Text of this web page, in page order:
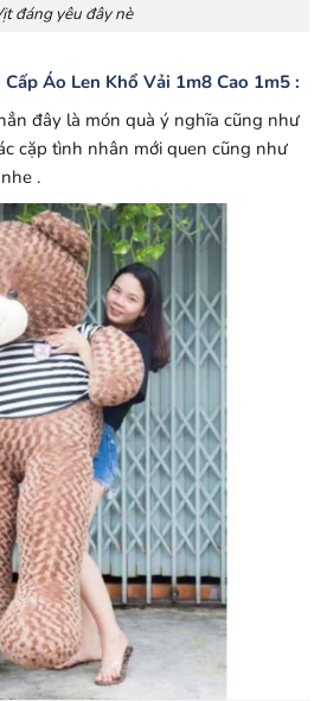
đáng yêu đây nè
Áo Len Khổ Vải 1m8 Cao 1m5 :
đây là món quà ý nghĩa cũng như
cặp tình nhân mới quen cũng như
.